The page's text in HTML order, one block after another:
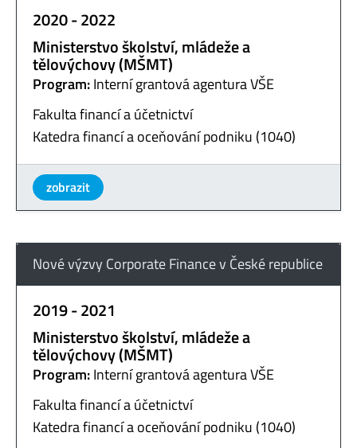
2020 - 2022
Ministerstvo školství, mládeže a
tělovýchovy (MŠMT)
Program:Interní grantová agentura VŠE
Fakulta financí a účetnictví
Katedra financí a oceňování podniku (1040)
zobrazit
Nové výzvy Corporate Finance v České republice
2019 - 2021
Ministerstvo školství, mládeže a
tělovýchovy (MŠMT)
Program:Interní grantová agentura VŠE
Fakulta financí a účetnictví
Katedra financí a oceňování podniku (1040)